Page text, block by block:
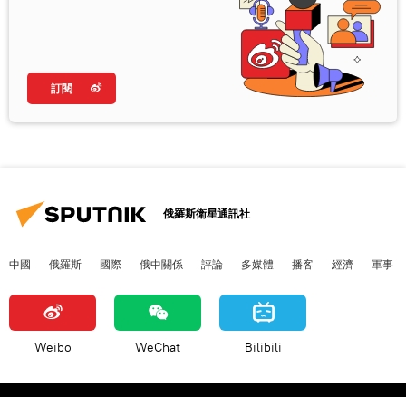
訂閱
俄羅斯衛星通訊社
中國 俄羅斯 國際 俄中關係 評論 多媒體 播客 經濟 軍事
Weibo WeChat Bilibili